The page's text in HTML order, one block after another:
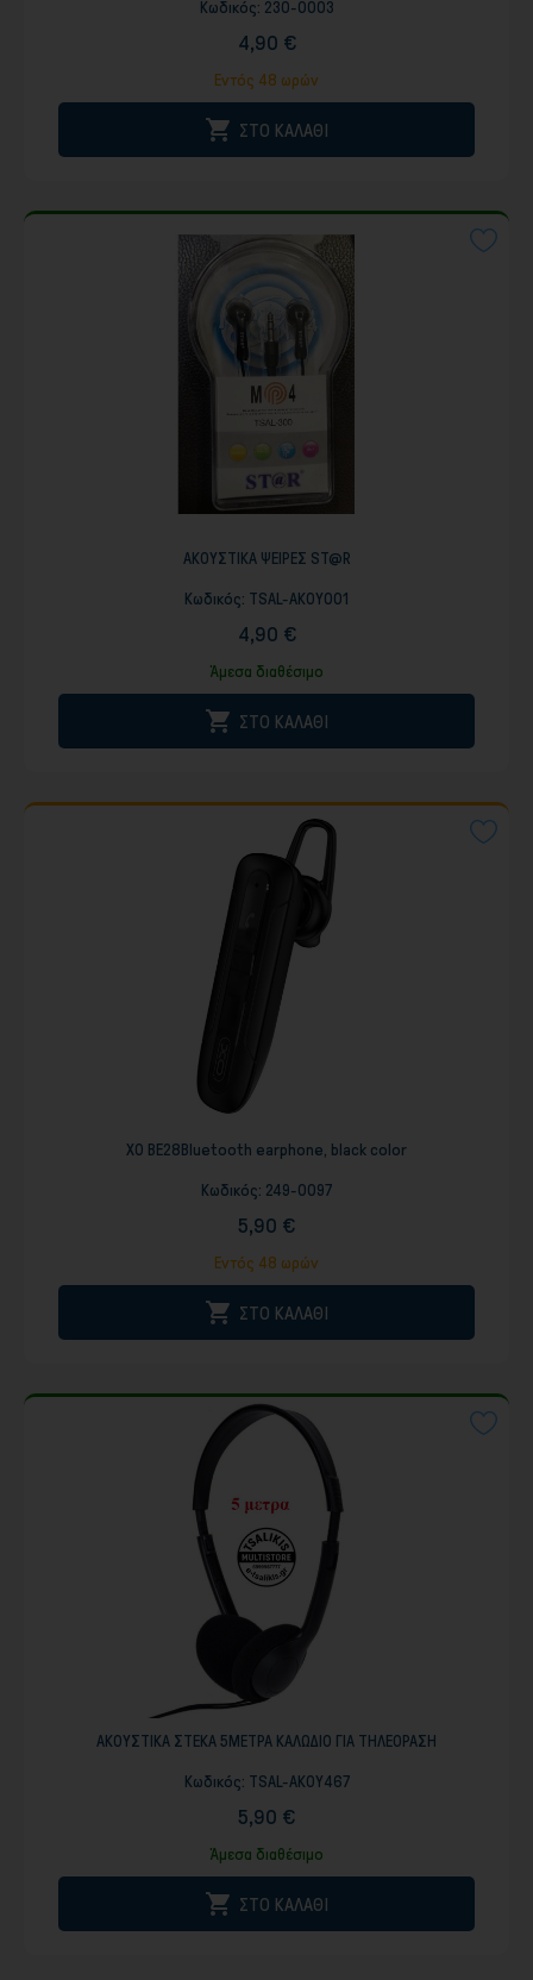
Κωδικός: 230-0003
4,90 €
Εντός 48 ωρών
 ΣΤΟ ΚΑΛΑΘΙ
ΑΚΟΥΣΤΙΚΑ ΨΕΙΡΕΣ ST@R
Κωδικός: TSAL-AKOY001
4,90 €
Άμεσα διαθέσιμο
 ΣΤΟ ΚΑΛΑΘΙ
XO BE28Bluetooth earphone, black color
Κωδικός: 249-0097
5,90 €
Εντός 48 ωρών
 ΣΤΟ ΚΑΛΑΘΙ
ΑΚΟΥΣΤΙΚΑ ΣΤΕΚΑ 5ΜΕΤΡΑ ΚΑΛΩΔΙΟ ΓΙΑ ΤΗΛΕΟΡΑΣΗ
Κωδικός: TSAL-AKOY467
5,90 €
Άμεσα διαθέσιμο
 ΣΤΟ ΚΑΛΑΘΙ